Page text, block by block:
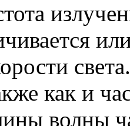
как и
волны